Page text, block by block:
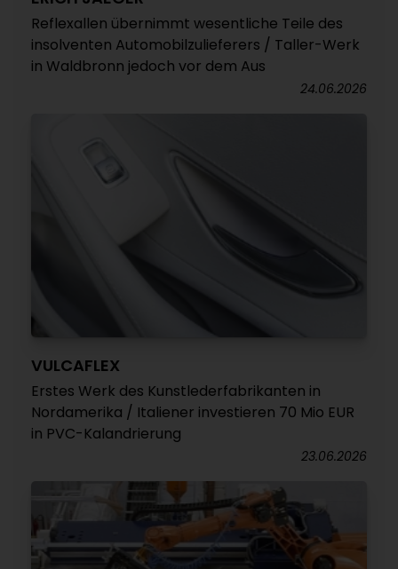
Reflexallen übernimmt wesentliche Teile des
insolventen Automobilzulieferers / Taller-Werk
in Waldbronn jedoch vor dem Aus
24.06.2026
VULCAFLEX
Erstes Werk des Kunstlederfabrikanten in
Nordamerika / Italiener investieren 70 Mio EUR
in PVC-Kalandrierung
23.06.2026